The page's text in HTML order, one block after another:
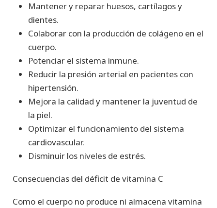
Mantener y reparar huesos, cartílagos y
dientes.
Colaborar con la producción de colágeno en el
cuerpo.
Potenciar el sistema inmune.
Reducir la presión arterial en pacientes con
hipertensión.
Mejora la calidad y mantener la juventud de
la piel.
Optimizar el funcionamiento del sistema
cardiovascular.
Disminuir los niveles de estrés.
Consecuencias del déficit de vitamina C
Como el cuerpo no produce ni almacena vitamina